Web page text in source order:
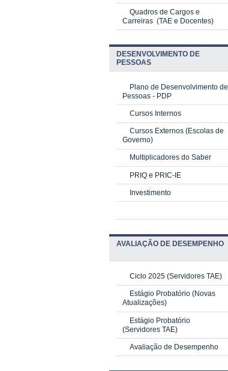
Quadros de Cargos e
Carreiras (TAE e Docentes)
DESENVOLVIMENTO DE
PESSOAS
Plano de Desenvolvimento de
Pessoas - PDP
Cursos Internos
Cursos Externos (Escolas de
Governo)
Multiplicadores do Saber
PRIQ e PRIC-IE
Investimento
AVALIAÇÃO DE DESEMPENHO
Ciclo 2025 (Servidores TAE)
Estágio Probatório (Novas
Atualizações)
Estágio Probatório
(Servidores TAE)
Avaliação de Desempenho